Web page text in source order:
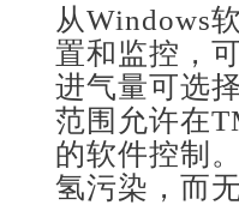
从Windows
置和监控，
进气量可选
范围允许在
的软件控制
氢污染，而